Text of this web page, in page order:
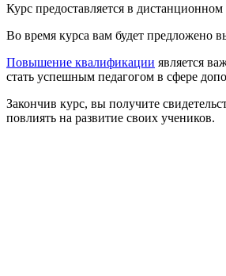
Курс предоставляется в
Во время курса вам будет предложено
Повышение квалификации является
стать успешным педагогом в сфере
Закончив курс, вы получите
повлиять на развитие своих учеников.